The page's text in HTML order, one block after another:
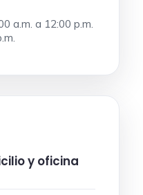
a.m. a 12:00 p.m.
y oficina